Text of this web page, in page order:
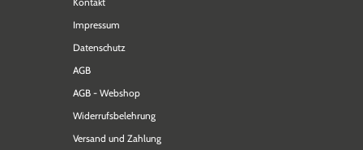
Impressum
Datenschutz
AGB
AGB - Webshop
Widerrufsbelehrung
Versand und Zahlung